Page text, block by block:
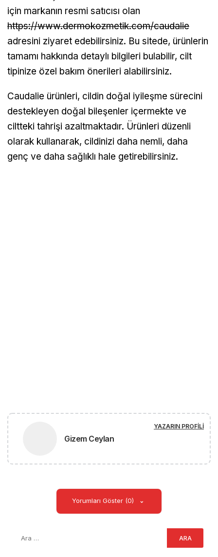
için markanın resmi satıcısı olan
https://www.dermokozmetik.com/caudalie
adresini ziyaret edebilirsiniz. Bu sitede, ürünlerin
tamamı hakkında detaylı bilgileri bulabilir, cilt
tipinize özel bakım önerileri alabilirsiniz.
Caudalie ürünleri, cildin doğal iyileşme sürecini
destekleyen doğal bileşenler içermekte ve
ciltteki tahrişi azaltmaktadır. Ürünleri düzenli
olarak kullanarak, cildinizi daha nemli, daha
genç ve daha sağlıklı hale getirebilirsiniz.
Gizem Ceylan
YAZARIN PROFILI
Yorumları Göster (0)